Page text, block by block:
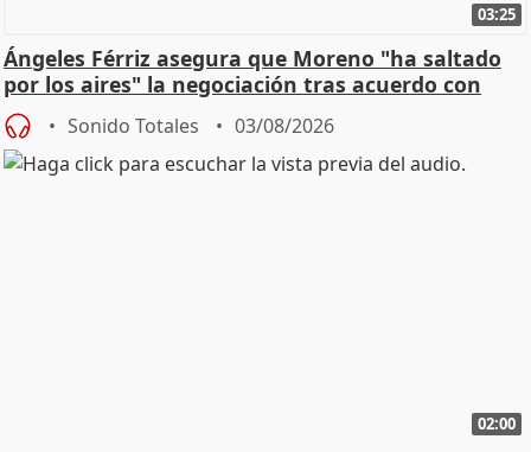
03:25
Ángeles Férriz asegura que Moreno "ha saltado
por los aires" la negociación tras acuerdo con
SMA
Sonido Totales 03/08/2026
02:00